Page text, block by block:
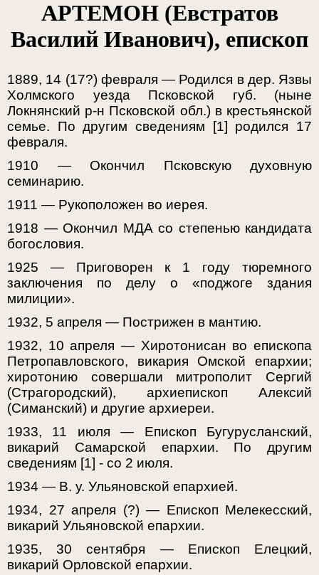
АРТЕМОН (Евстратов
Василий Иванович), епископ
1889, 14 (17?) февраля — Родился в дер. Язвы
Холмского уезда Псковской губ. (ныне
Локнянский р-н Псковской обл.) в крестьянской
семье. По другим сведениям [1] родился 17
февраля.
1910 — Окончил Псковскую духовную
семинарию.
1911 — Рукоположен во иерея.
1918 — Окончил МДА со степенью кандидата
богословия.
1925 — Приговорен к 1 году тюремного
заключения по делу о «поджоге здания
милиции».
1932, 5 апреля — Пострижен в мантию.
1932, 10 апреля — Хиротонисан во епископа
Петропавловского, викария Омской епархии;
хиротонию совершали митрополит Сергий
(Страгородский), архиепископ Алексий
(Симанский) и другие архиереи.
1933, 11 июля — Епископ Бугурусланский,
викарий Самарской епархии. По другим
сведениям [1] - со 2 июля.
1934 — В. у. Ульяновской епархией.
1934, 27 апреля (?) — Епископ Мелекесский,
викарий Ульяновской епархии.
1935, 30 сентября — Епископ Елецкий,
викарий Орловской епархии.